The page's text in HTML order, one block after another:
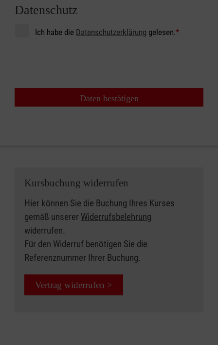
Datenschutz
Ich habe die Datenschutzerklärung gelesen.*
Daten bestätigen
Kursbuchung widerrufen
Hier können Sie die Buchung Ihres Kurses
gemäß unserer Widerrufsbelehrung
widerrufen.
Für den Widerruf benötigen Sie die
Referenznummer Ihrer Buchung.
Vertrag widerrufen >